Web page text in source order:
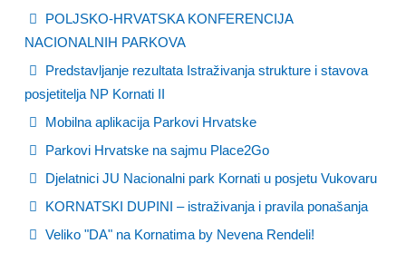
POLJSKO-HRVATSKA KONFERENCIJA
NACIONALNIH PARKOVA
Predstavljanje rezultata Istraživanja strukture i stavova
posjetitelja NP Kornati II
Mobilna aplikacija Parkovi Hrvatske
Parkovi Hrvatske na sajmu Place2Go
Djelatnici JU Nacionalni park Kornati u posjetu Vukovaru
KORNATSKI DUPINI – istraživanja i pravila ponašanja
Veliko "DA" na Kornatima by Nevena Rendeli!